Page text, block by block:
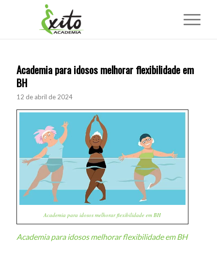
Academia para idosos melhorar flexibilidade em
BH
12 de abril de 2024
Academia para idosos melhorar flexibilidade em BH
Academia para idosos melhorar flexibilidade em BH